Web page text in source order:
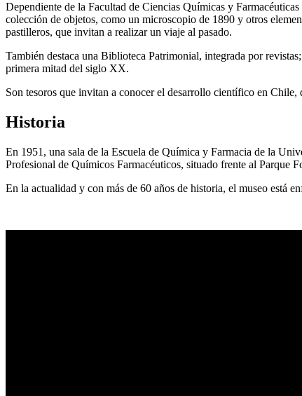
Dependiente de la Facultad de Ciencias Químicas y
colección de objetos, como un microscopio de 1890 y otros
pastilleros, que invitan a realizar un viaje al pasado.
También destaca una Biblioteca Patrimonial, integrada por
primera mitad del siglo XX.
Son tesoros que invitan a conocer el desarrollo científico en
Historia
En 1951, una sala de la Escuela de Química y Farmacia de la
Profesional de Químicos Farmacéuticos, situado frente al Parque
En la actualidad y con más de 60 años de historia, el museo está